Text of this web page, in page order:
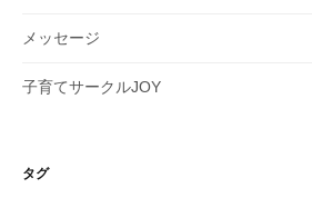
メッセージ
子育てサークルJOY
タグ